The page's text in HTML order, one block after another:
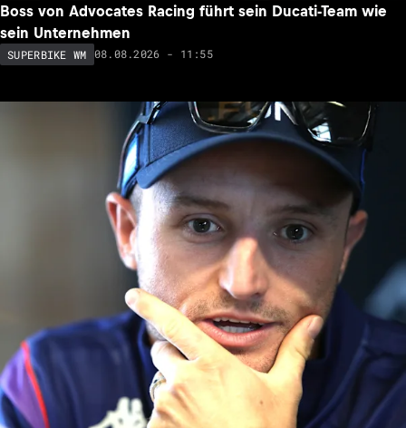
Boss von Advocates Racing führt sein Ducati-Team wie
sein Unternehmen
SUPERBIKE WM 08.08.2026 - 11:55